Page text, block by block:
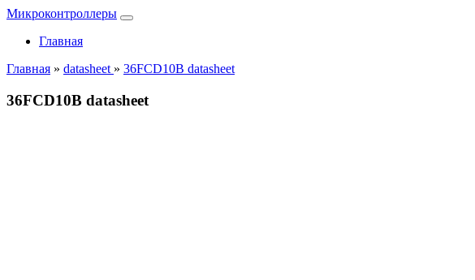
Микроконтроллеры
Главная
Главная » datasheet » 36FCD10B datasheet
36FCD10B datasheet